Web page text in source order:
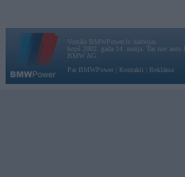
Vortāls BMWPower.lv darbojas
kopš 2002. gada 14. maija. Tas nav
BMW AG.
Par BMWPower
Kontakti Reklāma